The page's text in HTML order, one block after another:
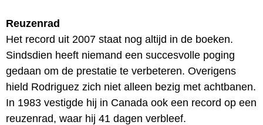
Reuzenrad
Het record uit 2007 staat nog altijd in de boeken.
Sindsdien heeft niemand een succesvolle poging
gedaan om de prestatie te verbeteren. Overigens
hield Rodriguez zich niet alleen bezig met achtbanen.
In 1983 vestigde hij in Canada ook een record op een
reuzenrad, waar hij 41 dagen verbleef.